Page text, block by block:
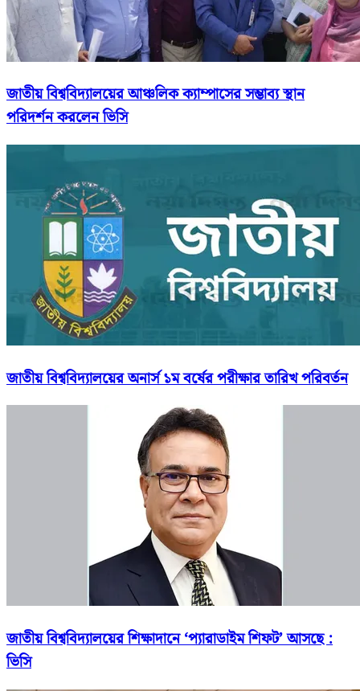
জাতীয় বিশ্ববিদ্যালয়ের আঞ্চলিক ক্যাম্পাসের সম্ভাব্য স্থান
পরিদর্শন করলেন ভিসি
জাতীয় বিশ্ববিদ্যালয়ের অনার্স ১ম বর্ষের পরীক্ষার তারিখ পরিবর্তন
জাতীয় বিশ্ববিদ্যালয়ের শিক্ষাদানে ‘প্যারাডাইম শিফট’ আসছে :
ভিসি